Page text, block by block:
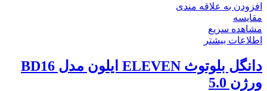
افزودن به علاقه مندی
مقایسه
مشاهده سریع
اطلاعات بیشتر
دانگل بلوتوث ELEVEN ایلون مدل BD16
ورژن 5.0